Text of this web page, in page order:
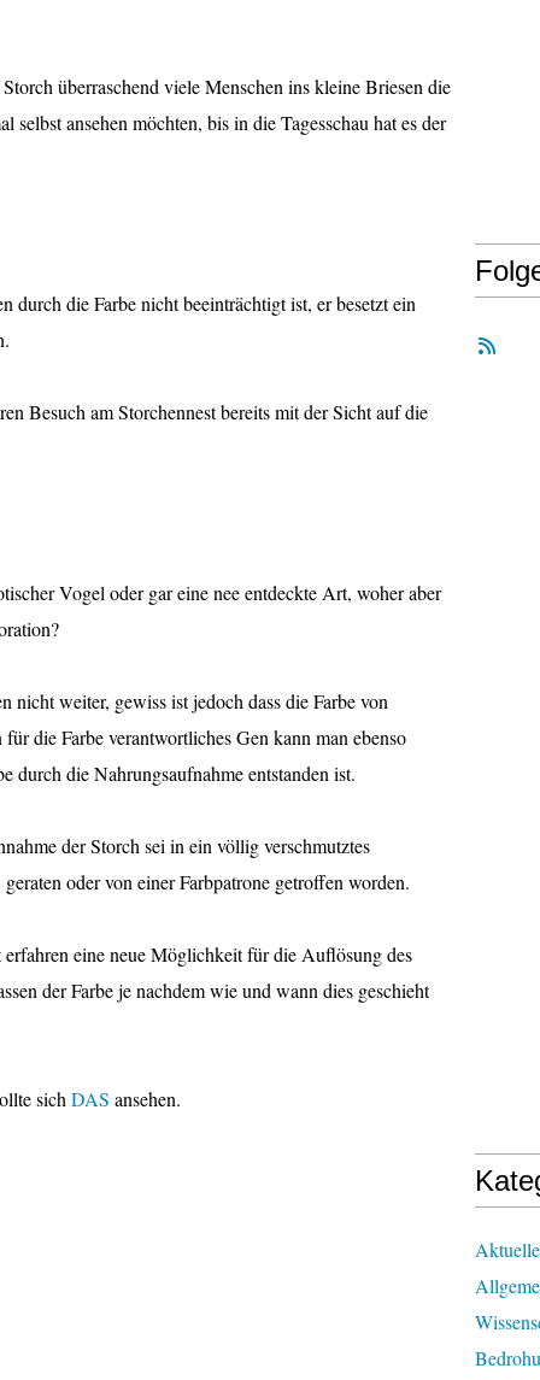
überraschend viele Menschen ins kleine Briesen die
selbst ansehen möchten, bis in die Tagesschau hat es der
durch die Farbe nicht beeinträchtigt ist, er besetzt ein
Besuch am Storchennest bereits mit der Sicht auf die
Vogel oder gar eine nee entdeckte Art, woher aber
nicht weiter, gewiss ist jedoch dass die Farbe von
die Farbe verantwortliches Gen kann man ebenso
durch die Nahrungsaufnahme entstanden ist.
der Storch sei in ein völlig verschmutztes
oder von einer Farbpatrone getroffen worden.
eine neue Möglichkeit für die Auflösung des
der Farbe je nachdem wie und wann dies geschieht
sich DAS ansehen.